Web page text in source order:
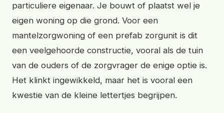
particuliere eigenaar. Je bouwt of plaatst wel je
eigen woning op die grond. Voor een
mantelzorgwoning of een prefab zorgunit is dit
een veelgehoorde constructie, vooral als de tuin
van de ouders of de zorgvrager de enige optie is.
Het klinkt ingewikkeld, maar het is vooral een
kwestie van de kleine lettertjes begrijpen.